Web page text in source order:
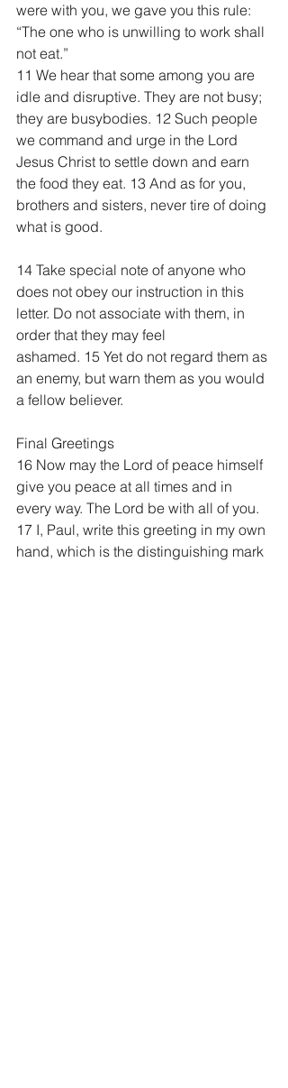
were with you, we gave you this rule:
“The one who is unwilling to work shall
not eat.”
11 We hear that some among you are
idle and disruptive. They are not busy;
they are busybodies. 12 Such people
we command and urge in the Lord
Jesus Christ to settle down and earn
the food they eat. 13 And as for you,
brothers and sisters, never tire of doing
what is good.
14 Take special note of anyone who
does not obey our instruction in this
letter. Do not associate with them, in
order that they may feel
ashamed. 15 Yet do not regard them as
an enemy, but warn them as you would
a fellow believer.
Final Greetings
16 Now may the Lord of peace himself
give you peace at all times and in
every way. The Lord be with all of you.
17 I, Paul, write this greeting in my own
hand, which is the distinguishing mark